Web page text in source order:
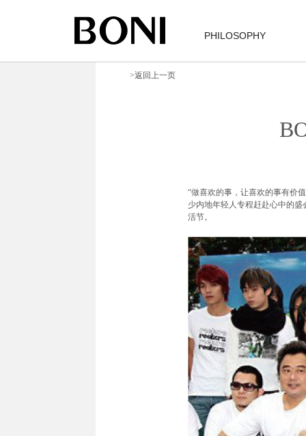
PHILOSOPHY
>返回上一页
“做喜欢的事，让喜欢的事有价
少内地年轻人专程赶赴心中的
活节。